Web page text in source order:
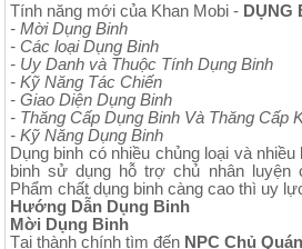
Tính năng mới của Khan Mobi - DỤNG
- Mời Dụng Binh
- Các loại Dụng Binh
- Uy Danh và Thuộc Tính Dụng Binh
- Kỹ Năng Tác Chiến
- Giao Diện Dụng Binh
- Thăng Cấp Dụng Binh Và Thăng Cấp
- Kỹ Năng Dụng Binh
Dụng binh có nhiều chủng loại và
binh sử dụng hỗ trợ chủ nhân luyện
Phẩm chất dụng binh càng cao thì uy
Hướng Dẫn Dụng Binh
Mời Dụng Binh
Tại thành chính tìm đến NPC Chủ